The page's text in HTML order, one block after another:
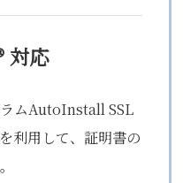
対応
ムAutoInstall SSL
利用して、証明書の